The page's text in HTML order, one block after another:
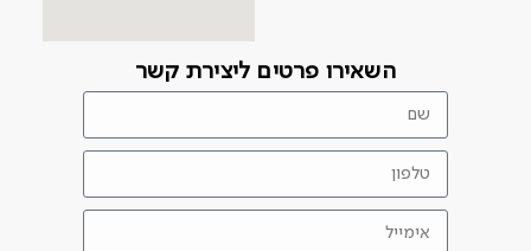
השאירו פרטים ליצירת קשר